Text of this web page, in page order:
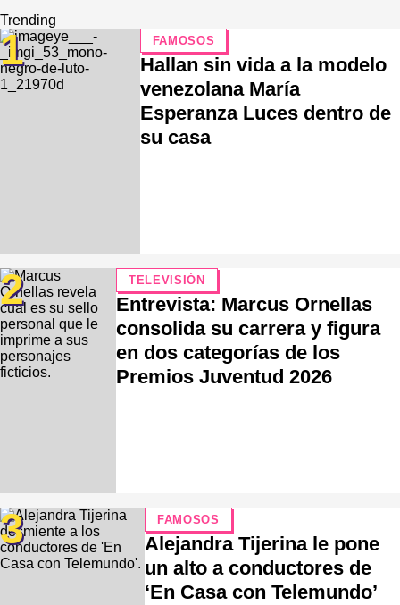
Trending
1 FAMOSOS
Hallan sin vida a la modelo
venezolana María
Esperanza Luces dentro de
su casa
2 TELEVISIÓN
Entrevista: Marcus Ornellas
consolida su carrera y figura
en dos categorías de los
Premios Juventud 2026
3 FAMOSOS
Alejandra Tijerina le pone
un alto a conductores de
‘En Casa con Telemundo’